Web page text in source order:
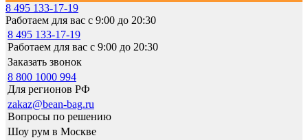
8 495 133-17-19
Работаем для вас с 9:00 до 20:30
8 495 133-17-19
Работаем для вас с 9:00 до 20:30
Заказать звонок
8 800 1000 994
Для регионов РФ
zakaz@bean-bag.ru
Вопросы по решению
Шоу рум в Москве